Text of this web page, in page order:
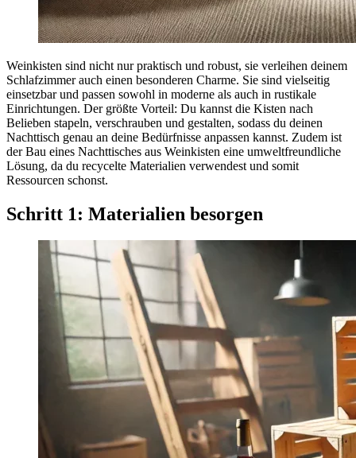
Weinkisten sind nicht nur praktisch und robust, sie verleihen deinem
Schlafzimmer auch einen besonderen Charme. Sie sind vielseitig
einsetzbar und passen sowohl in moderne als auch in rustikale
Einrichtungen. Der größte Vorteil: Du kannst die Kisten nach
Belieben stapeln, verschrauben und gestalten, sodass du deinen
Nachttisch genau an deine Bedürfnisse anpassen kannst. Zudem ist
der Bau eines Nachttisches aus Weinkisten eine umweltfreundliche
Lösung, da du recycelte Materialien verwendest und somit
Ressourcen schonst.
Schritt 1: Materialien besorgen